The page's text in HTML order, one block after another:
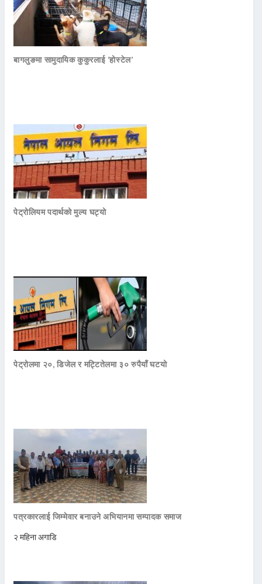
बागलुङमा सामुदायिक कुकुरलाई ‘होस्टेल’
पेट्रोलियम पदार्थको मुल्य घट्यो
पेट्रोलमा २०, डिजेल र मट्टितेलमा ३० रुपैयाँ घटयो
पत्रकारलाई जिम्मेवार बनाउने अभियानमा सम्पादक समाज
२ महिना अगाडि